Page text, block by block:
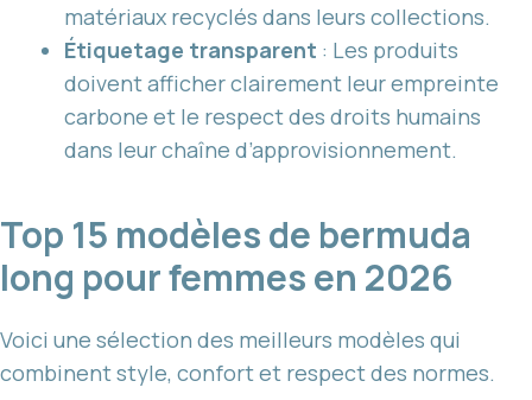
matériaux recyclés dans leurs collections.
Étiquetage transparent : Les produits
doivent afficher clairement leur empreinte
carbone et le respect des droits humains
dans leur chaîne d’approvisionnement.
Top 15 modèles de bermuda
long pour femmes en 2026
Voici une sélection des meilleurs modèles qui
combinent style, confort et respect des normes.